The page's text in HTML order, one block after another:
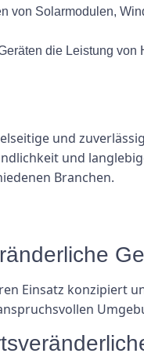
von Solarmodulen,
die Leistung
und
und
Branchen.
Einsatz konzipiert